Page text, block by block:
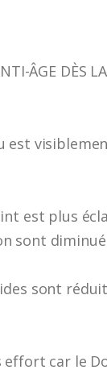
ÂGE DÈS
est
est plus
sont
sont
effort car le